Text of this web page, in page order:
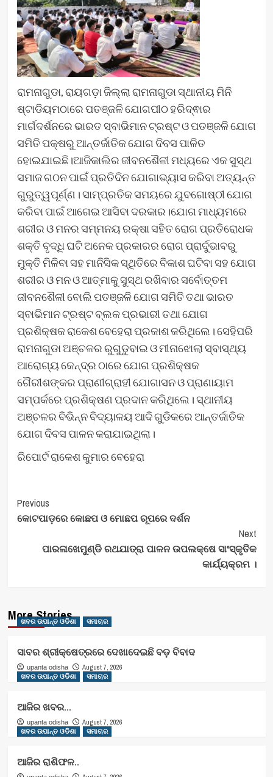
ରାମନାଗୁଡା, ରାୟଗଡ଼ା ଜିଲ୍ଲା ରାମନାଗୁଡା ସ୍ଥାନୀୟ ମିନି
ଷ୍ଟାଡିୟମଠାରେ ପତଞ୍ଜଳି ଯୋଗପୀଠ ହରିଦ୍ଵାର
ମାର୍ଗଦର୍ଶନରେ ଭାରତ ସ୍ବାଭିମାନ ଟ୍ରଷ୍ଟ ଓ ପତଞ୍ଜଳି ଯୋଗ
ସମିତି ପକ୍ଷରୁ ଆନ୍ତର୍ଜାତିକ ଯୋଗ ଦିବସ ପାଳିତ
ହୋଇଯାଇଛି।ଆଜିକାଲିର ଜୀବନଶୈଳୀ ମଧ୍ୟରେ ଏକ ସୁସ୍ଥ
ସମାଜ ଗଠନ ପାଇଁ ପ୍ରତିଦିନ ଯୋଗାଭ୍ୟାସ କରିବା ଅତ୍ୟନ୍ତ
ଗୁରୁତ୍ୱପୂର୍ଣ୍ଣ। ସାମ୍ପ୍ରତିକ ସମୟରେ ଯୁବଗୋଷ୍ଠୀ ଯୋଗ
କରିବା ପାଇଁ ଆଗେଇ ଆସିବା ଦରକାର।ଯୋଗ ମାଧ୍ୟମରେ
ଶରୀର ଓ ମନର ସମ୍ମନୟ ରକ୍ଷା ସହିତ ରୋଗ ପ୍ରତିରୋଧକ
ଶକ୍ତି ବୃଦ୍ଧି ଘଟି ଅନେକ ପ୍ରକାରର ରୋଗ ପ୍ରାର୍ଦୁଭାବରୁ
ମୁକ୍ତି ମିଳିବା ସହ ମାନିସିକ ସ୍ଥିତିରେ ବିକାଶ ଘଟିବା ସହ ଯୋଗ
ଶରୀର ଓ ମନ ଓ ଆତ୍ମାକୁ ସୁସ୍ଥ ରଖିବାର ସର୍ବୋତ୍ତମ
ଜୀବନଶୈଳୀ ବୋଲି ପତଞ୍ଜଳି ଯୋଗ ସମିତି ତଥା ଭାରତ
ସ୍ବାଭିମାନ ଟ୍ରଷ୍ଟ ବ୍ଲକ ପ୍ରଭାରୀ ତଥା ଯୋଗ
ପ୍ରଶିକ୍ଷକ ରାକେଶ ବେହେରା ପ୍ରକାଶ କରିଥିଲେ। ସେହିପରି
ରାମନାଗୁଡା ଅଞ୍ଚଳର ରୁଗୁଡୁବାଇ ଓ ମୀନାଝୋଲା ସ୍ବାସ୍ଥ୍ୟ
ଆରୋଗ୍ୟ କେନ୍ଦ୍ର ଠାରେ ଯୋଗ ପ୍ରଶିକ୍ଷକ
ଗୈରୀଶଙ୍କର ପ୍ରାଣୀଗ୍ରାହୀ ଯୋଗାସନ ଓ ପ୍ରାଣାୟାମ
ସମ୍ପର୍କରେ ପ୍ରଶିକ୍ଷଣ ପ୍ରଦାନ କରିଥିଲେ। ସ୍ଥାନୀୟ
ଅଞ୍ଚଳର ବିଭିନ୍ନ ବିଦ୍ୟାଳୟ ଆଦି ଗୁଡିକରେ ଆନ୍ତର୍ଜାତିକ
ଯୋଗ ଦିବସ ପାଳନ କରାଯାଇଥିଲା।
ରିପୋର୍ଟ ରାକେଶ କୁମାର ବେହେରା
Post
Navigation
Previous
କୋଟପାଡ଼ରେ କୋଛପ ଓ ମୋଛପ ରୂପରେ ଦର୍ଶନ
Next
ପାରଳାଖେମୁଣ୍ଡି ରଥଯାତ୍ରା ପାଳନ ଉପଲକ୍ଷେ ସାଂସ୍କୃତିକ
କାର୍ଯ୍ୟକ୍ରମ ।
More Stories
ଖବର ଉପାନ୍ତ ଓଡିଶା ସମାଚାର
ସାବର ଶ୍ରୀକ୍ଷେତ୍ରରେ ଦେଖାଦେଇଛି ବଡ଼ ବିବାଦ
upanta odisha
August 7, 2026
ଖବର ଉପାନ୍ତ ଓଡିଶା
ସମାଚାର
ଆଜିର ଖବର…
upanta odisha
August 7, 2026
ଖବର ଉପାନ୍ତ ଓଡିଶା
ସମାଚାର
ଆଜିର ରାଶିଫଳ..